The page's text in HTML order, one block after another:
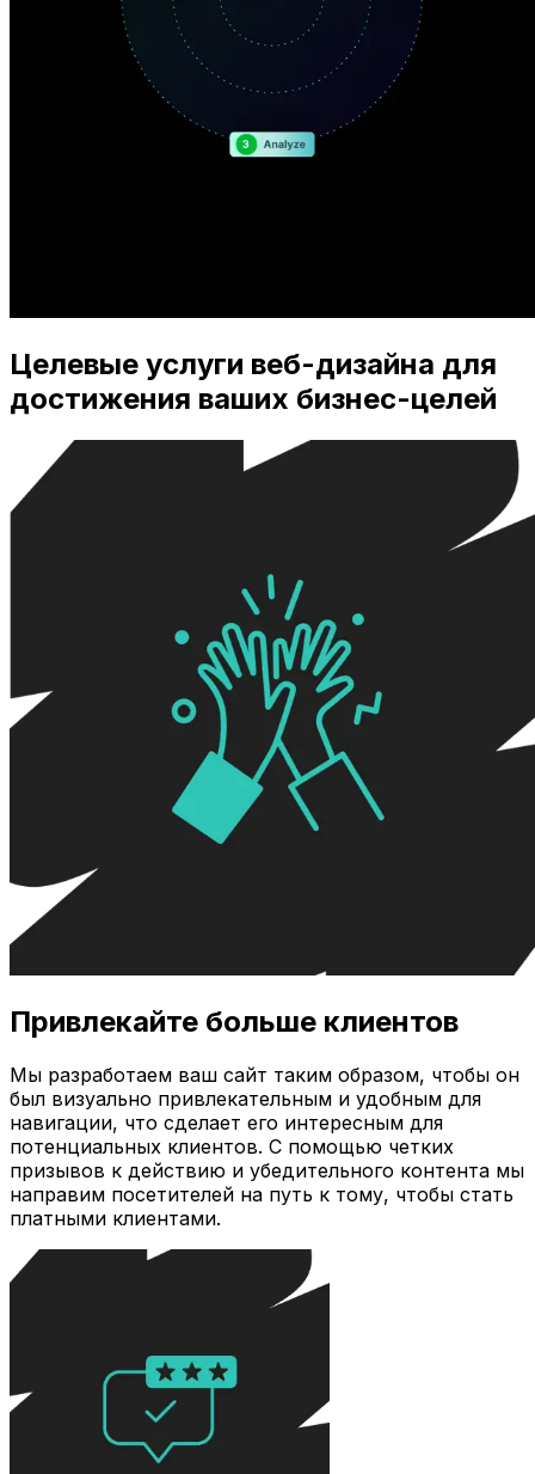
Целевые услуги веб-дизайна для
достижения ваших бизнес-целей
Привлекайте больше клиентов
Мы разработаем ваш сайт таким образом, чтобы он
был визуально привлекательным и удобным для
навигации, что сделает его интересным для
потенциальных клиентов. С помощью четких
призывов к действию и убедительного контента мы
направим посетителей на путь к тому, чтобы стать
платными клиентами.